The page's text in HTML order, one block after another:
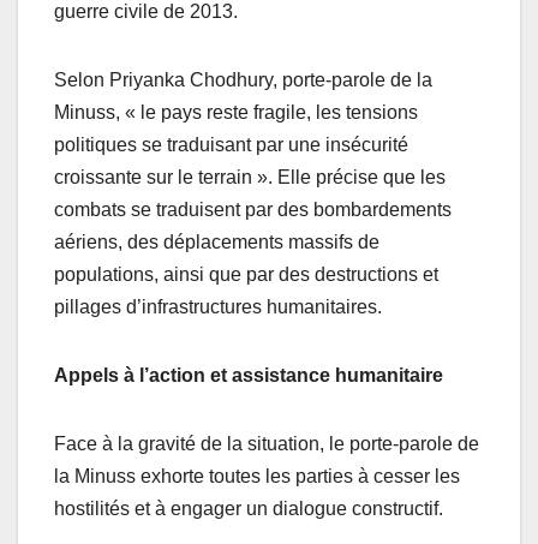
guerre civile de 2013.
Selon Priyanka Chodhury, porte-parole de la
Minuss, « le pays reste fragile, les tensions
politiques se traduisant par une insécurité
croissante sur le terrain ». Elle précise que les
combats se traduisent par des bombardements
aériens, des déplacements massifs de
populations, ainsi que par des destructions et
pillages d’infrastructures humanitaires.
Appels à l’action et assistance humanitaire
Face à la gravité de la situation, le porte-parole de
la Minuss exhorte toutes les parties à cesser les
hostilités et à engager un dialogue constructif.